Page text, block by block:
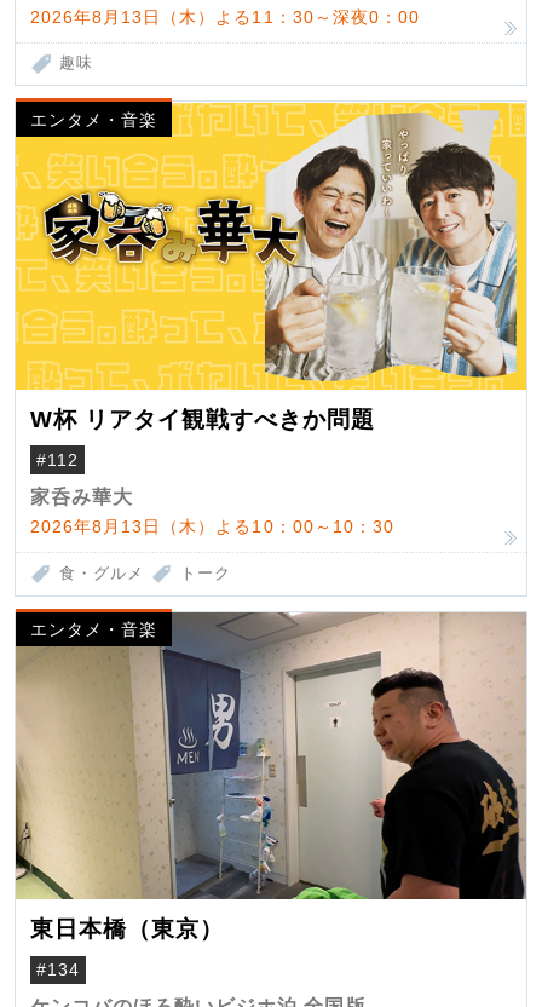
2026年8月13日（木）よる11：30～深夜0：00
趣味
エンタメ・音楽
W杯 リアタイ観戦すべきか問題
#112
家呑み華大
2026年8月13日（木）よる10：00～10：30
食・グルメ トーク
エンタメ・音楽
東日本橋（東京）
#134